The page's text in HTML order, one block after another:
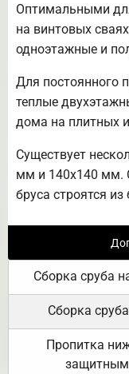
Оптимальными
на винтовых
одноэтажные и
Для постоянного
теплые
дома на плитных
Существует
мм и 140х140 мм.
бруса строятся
Сборка сруба
Сборка
Пропитка